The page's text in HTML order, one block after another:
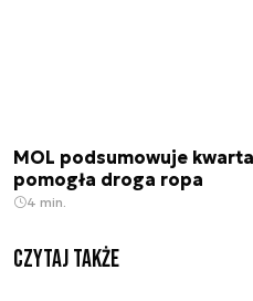
MOL podsumowuje
pomogła droga ropa
4 min.
Czytaj także